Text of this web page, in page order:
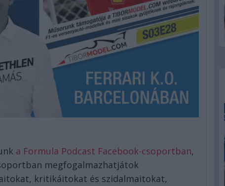
a Formula Podcast Facebook-csoportban,
megfogalmazhatjátok
kritikáitokat és szidalmaitokat,